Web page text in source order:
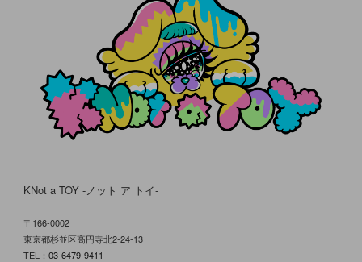
KNot a TOY -ノット ア トイ-
〒166-0002
東京都杉並区高円寺北2-24-13
TEL： 03-6479-9411